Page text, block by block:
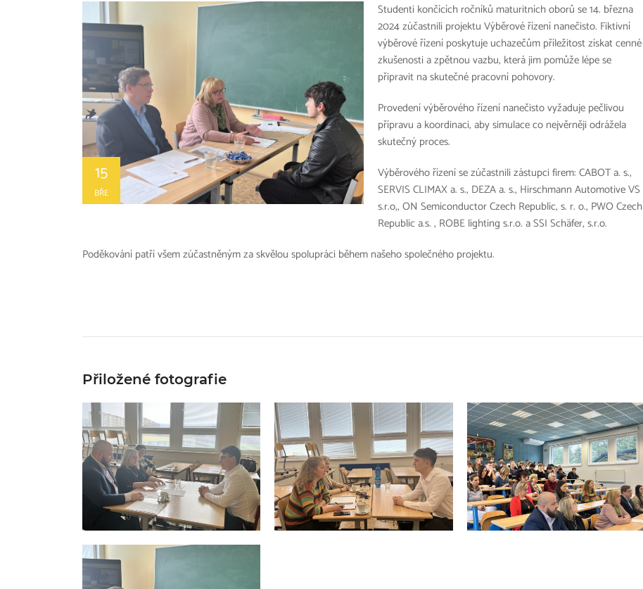
15
BŘE
Studenti končících ročníků maturitních oborů se 14. března
2024 zúčastnili projektu Výběrové řízení nanečisto. Fiktivní
výběrové řízení poskytuje uchazečům příležitost získat cenné
zkušenosti a zpětnou vazbu, která jim pomůže lépe se
připravit na skutečné pracovní pohovory.
Provedení výběrového řízení nanečisto vyžaduje pečlivou
přípravu a koordinaci, aby simulace co nejvěrněji odrážela
skutečný proces.
Výběrového řízení se zúčastnili zástupci firem: CABOT a. s.,
SERVIS CLIMAX a. s., DEZA a. s., Hirschmann Automotive VS
s.r.o,, ON Semiconductor Czech Republic, s. r. o., PWO Czech
Republic a.s. , ROBE lighting s.r.o. a SSI Schäfer, s.r.o.
Poděkování patří všem zúčastněným za skvělou spolupráci během našeho společného projektu.
Přiložené fotografie